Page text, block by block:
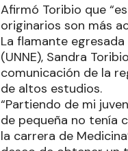
Afirmó Toribio que
originarios son más
La flamante
(UNNE), Sandra
comunicación de la
de altos estudios.
“Partiendo de mi
de pequeña no tenía
la carrera de